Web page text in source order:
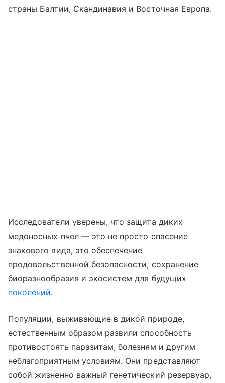
страны Балтии, Скандинавия и Восточная Европа.
Исследователи уверены, что защита диких
медоносных пчел — это не просто спасение
знакового вида, это обеспечение
продовольственной безопасности, сохранение
биоразнообразия и экосистем для будущих
поколений.
Популяции, выживающие в дикой природе,
естественным образом развили способность
противостоять паразитам, болезням и другим
неблагоприятным условиям. Они представляют
собой жизненно важный генетический резервуар,